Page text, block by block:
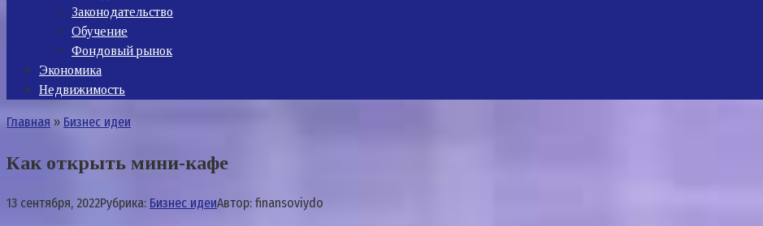
Законодательство
Обучение
Фондовый рынок
Экономика
Недвижимость
Главная » Бизнес идеи
Как открыть мини-кафе
13 сентября, 2022Рубрика: Бизнес идеиАвтор: finansoviydo